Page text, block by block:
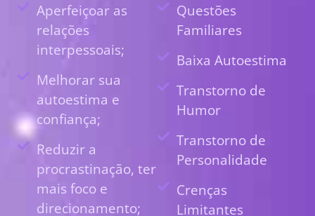
Aperfeiçoar as
relações
interpessoais;
Melhorar sua
autoestima e
confiança;
Reduzir a
procrastinação, ter
mais foco e
direcionamento;
Questões
Familiares
Baixa Autoestima
Transtorno de
Humor
Transtorno de
Personalidade
Crenças
Limitantes